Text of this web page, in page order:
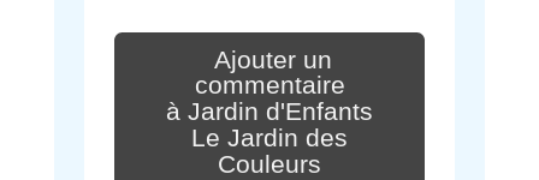
Ajouter un
commentaire
à Jardin d'Enfants
Le Jardin des
Couleurs